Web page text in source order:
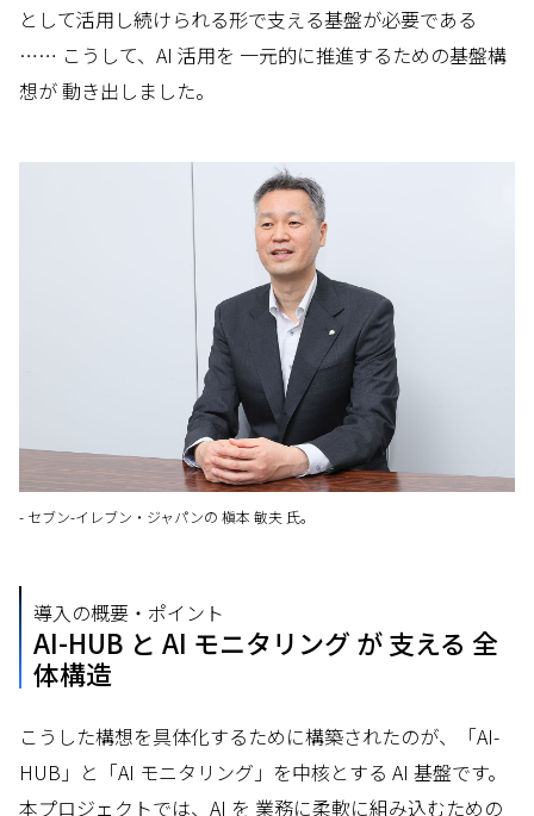
として活用し続けられる形で支える基盤が必要である
…… こうして、AI 活用を 一元的に推進するための基盤構
想が 動き出しました。
- セブン-イレブン・ジャパンの 槇本 敏夫 氏。
導入の概要・ポイント
AI-HUB と AI モニタリング が 支える 全
体構造
こうした構想を具体化するために構築されたのが、「AI-
HUB」と「AI モニタリング」を中核とする AI 基盤です。
本プロジェクトでは、AI を 業務に柔軟に組み込むための